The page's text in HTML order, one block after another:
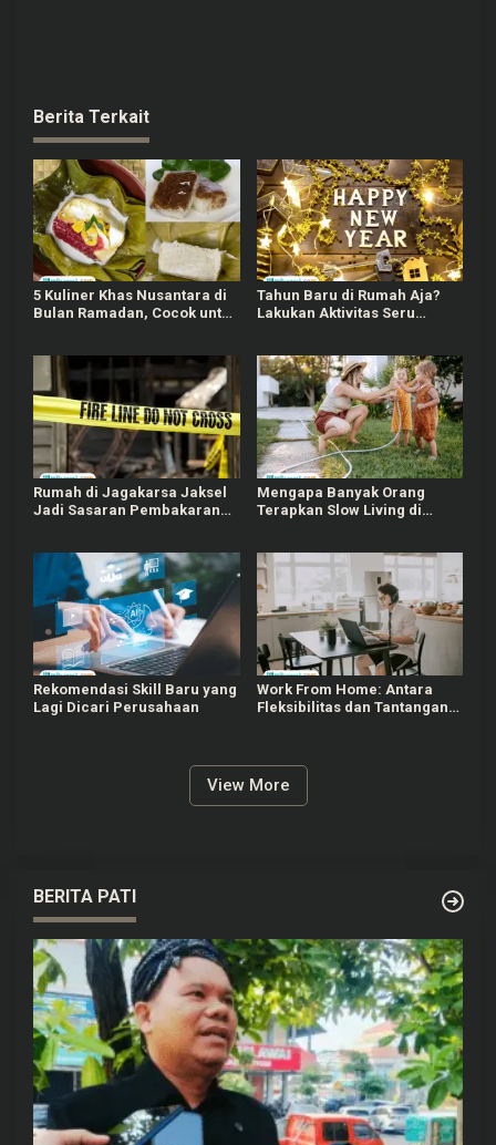
Berita Terkait
5 Kuliner Khas Nusantara di
Bulan Ramadan, Cocok untuk
Tahun Baru di Rumah Aja?
Lakukan Aktivitas Seru
Rumah di Jagakarsa Jaksel
Jadi Sasaran Pembakaran
Mengapa Banyak Orang
Terapkan Slow Living di
Rekomendasi Skill Baru yang
Lagi Dicari Perusahaan
Work From Home: Antara
Fleksibilitas dan Tantangan
View More
BERITA PATI